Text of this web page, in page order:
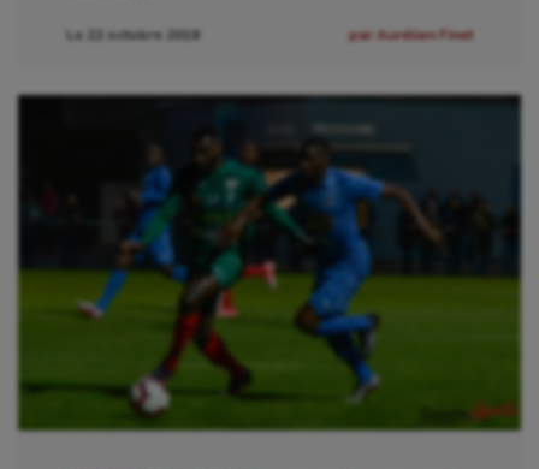
Le 22 octobre 2018 par Aurélien Finet